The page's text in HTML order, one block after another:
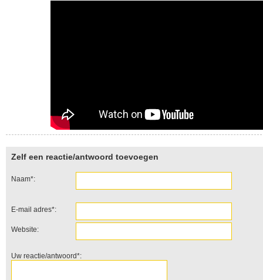
Zelf een reactie/antwoord toevoegen
Naam*:
E-mail adres*:
Website:
Uw reactie/antwoord*: